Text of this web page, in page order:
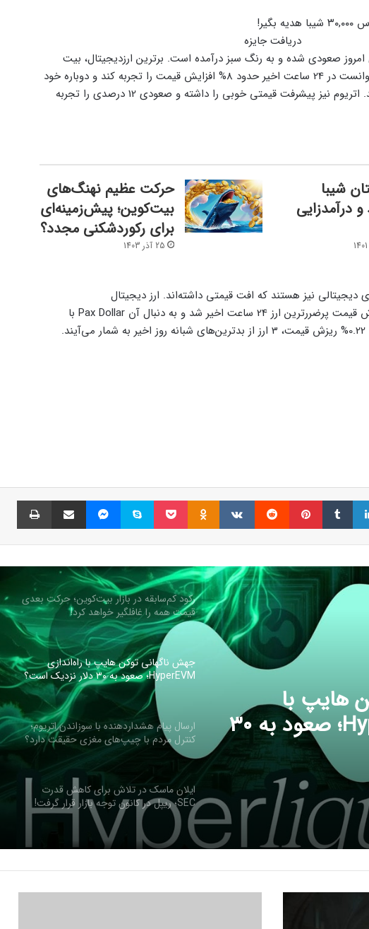
دریافت جایزه
امروز صعودی شده و به رنگ سبز درآمده است. برترین ارزدیجیتال، بیت
کوین، در زمان انتشار این خبر، توانست در 24 ساعت اخیر حدود 8% افزایش قیمت را تجربه کند و دوباره خود
را به محدوده 23 هزار دلار برساند. اتریوم نیز پیشرفت قیمتی خوبی را داشته و صعودی 12 درصدی را تجربه
شیبا
و درآمدزایی
حرکت عظیم نهنگ‌های
بیت‌کوین؛ پیش‌زمینه‌ای
برای رکوردشکنی مجدد؟
25 آذر 1403
دیجیتالی نیز هستند که افت قیمتی داشته‌اند. ارز دیجیتال
TerraClassicUSD با 1.32% ریزش قیمت پرضررترین ارز 24 ساعت اخیر شد و به دنبال آن Pax Dollar با
لینکداین تامبلر پینتریست Reddit
VKontakte
Odnoklassniki پاکت اسکایپ مسنجر اشتراک گذاری با ایمیل
هایپ با
راه‌اندازی HyperEVM؛ صعود به ۳۰
ارسال پیام هشداردهنده با سوزاندن اتریوم؛
کنترل مردم با چیپ‌های مغزی حقیقت دارد؟
SEC؛ ریپل در کانون توجه بازار قرار گرفت!
ریزش ۷۶ درصدی تپ‌سواپ در اولین روز
معاملات! آیا بازگشتی در کار است؟
ناکس؛ بحران طلا به سود بیت‌کوین تمام
می‌شود؟
شد! جزییات ایردراپ ۵۰ دلاری
میلیون دلار از دست داد!
رکود کم‌سابقه در بازار بیت‌کوین؛ حرکت بعدی
قیمت همه را غافلگیر خواهد کرد!
جهش ناگهانی توکن هایپ با راه‌اندازی
HyperEVM؛ صعود به ۳۰ دلار نزدیک است؟
ارسال پیام هشداردهنده با سوزاندن اتریوم؛
کنترل مردم با چیپ‌های مغزی حقیقت دارد؟
ایلان ماسک در تلاش‌ برای کاهش قدرت
SEC؛ ریپل در کانون توجه بازار قرار گرفت!
ریزش ۷۶ درصدی تپ‌سواپ در اولین روز
معاملات! آیا بازگشتی در کار است؟